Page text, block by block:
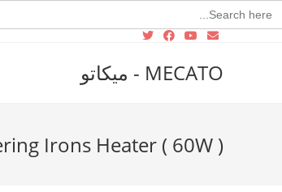
Search
for:
MECATO - ميكاتو
Irons Heater ( 60W )